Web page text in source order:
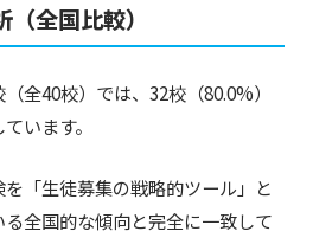
全国比較）
全40校）では、32校（80.0%）
います。
「生徒募集の戦略的ツール」と
全国的な傾向と完全に一致して